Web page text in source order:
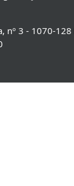
nº 3 - 1070-